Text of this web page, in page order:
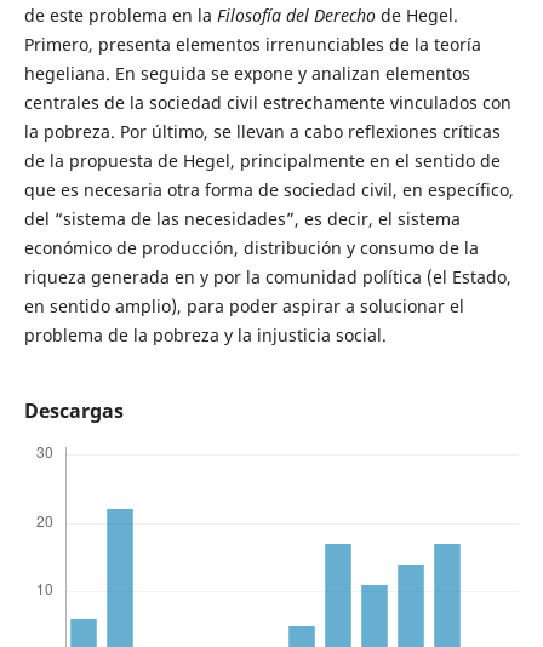
de este problema en la Filosofía del Derechode Hegel.
Primero, presenta elementos irrenunciables de la teoría
hegeliana. En seguida se expone y analizan elementos
centrales de la sociedad civil estrechamente vinculados con
la pobreza. Por último, se llevan a cabo reflexiones críticas
de la propuesta de Hegel, principalmente en el sentido de
que es necesaria otra forma de sociedad civil, en específico,
del “sistema de las necesidades”, es decir, el sistema
económico de producción, distribución y consumo de la
riqueza generada en y por la comunidad política (el Estado,
en sentido amplio), para poder aspirar a solucionar el
problema de la pobreza y la injusticia social.
Descargas